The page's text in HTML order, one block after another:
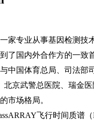
专业从事基因检测技
了国内外合作方的一致
国体育总局、司法部
北京武警总医院、瑞金
市场格局。
飞行时间质谱